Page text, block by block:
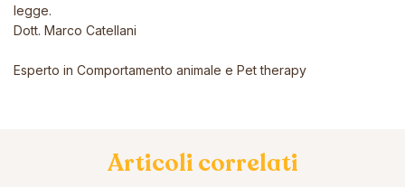
legge.
Dott. Marco Catellani
Esperto in Comportamento animale e Pet therapy
Articoli correlati